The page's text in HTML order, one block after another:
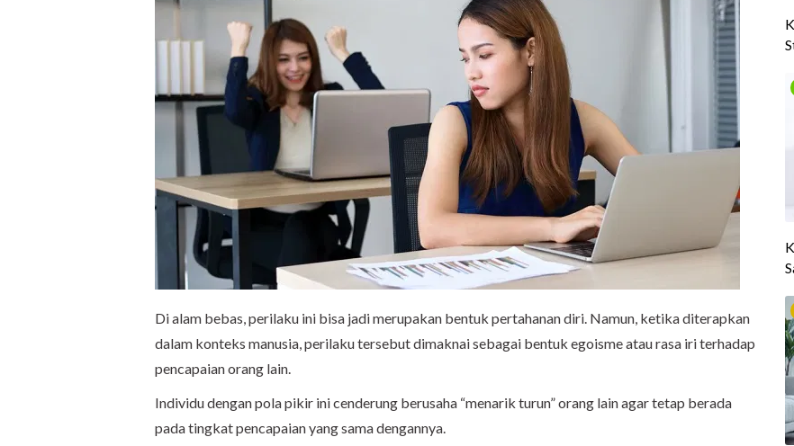
Di alam bebas, perilaku ini bisa jadi merupakan bentuk pertahanan diri. Namun, ketika diterapkan
dalam konteks manusia, perilaku tersebut dimaknai sebagai bentuk egoisme atau rasa iri terhadap
pencapaian orang lain.
Individu dengan pola pikir ini cenderung berusaha “menarik turun” orang lain agar tetap berada
pada tingkat pencapaian yang sama dengannya.